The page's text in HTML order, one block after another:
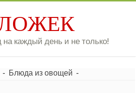
каждый день и не только!
- Блюда из овощей -